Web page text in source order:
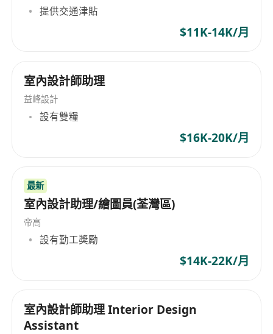
提供交通津貼
$11K-14K/月
室內設計師助理
益峰設計
設有雙糧
$16K-20K/月
最新
室內設計助理/繪圖員(荃灣區)
帝高
設有勤工獎勵
$14K-22K/月
室內設計師助理 Interior Design
Assistant